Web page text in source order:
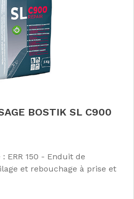
BOSTIK SL C900
ERR 150 - Enduit de
et rebouchage à prise et